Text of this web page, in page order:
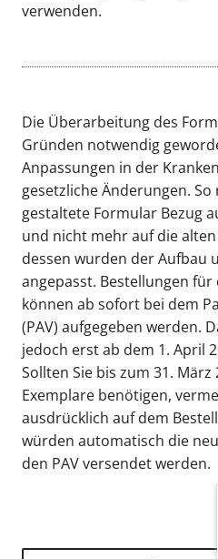
verwenden.
Die Überarbeitung des
Gründen notwendig
Anpassungen in der
gesetzliche Änderungen.
gestaltete Formular Bezug
und nicht mehr auf die
dessen wurden der Aufbau
angepasst. Bestellungen
können ab sofort bei dem
(PAV) aufgegeben werden.
jedoch erst ab dem 1. April
Sollten Sie bis zum 31.
Exemplare benötigen,
ausdrücklich auf dem
würden automatisch die
den PAV versendet werden.